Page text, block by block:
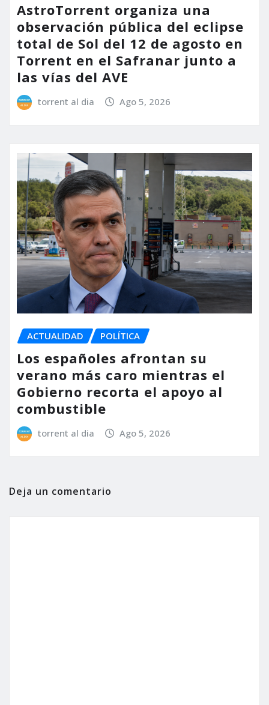
AstroTorrent organiza una
observación pública del eclipse
total de Sol del 12 de agosto en
Torrent en el Safranar junto a
las vías del AVE
torrent al dia Ago 5, 2026
ACTUALIDAD POLÍTICA
Los españoles afrontan su
verano más caro mientras el
Gobierno recorta el apoyo al
combustible
torrent al dia Ago 5, 2026
Deja un comentario